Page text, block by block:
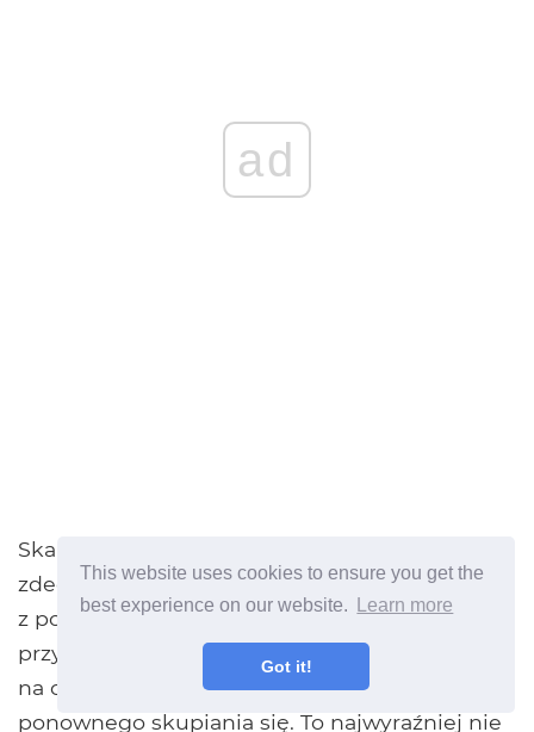
This website uses cookies to ensure you get the
best experience on our website.
Learn more
Got it!
ad
Skaner kodów kreskowych ShopSavvy był
zdecydowanie najbardziej nijaką grupą. Często
z powodu ostrości słowa jąkało się. Jeśli nie
przykułoby ostrości, to po raz pierwszy byliśmy
na co najmniej 3-4 sekundy bezowocnego
ponownego skupiania się. To najwyraźniej nie